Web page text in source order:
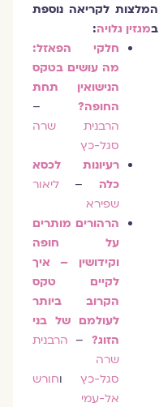
המלצות לקריאה נוספת
מגזין גלויה:
חלקי הפאזל:
מה עושים בטקס
הנישואין תחת
החופה?
הרבנית שרה
סגל-כץ
רעיונות לכסא
כלה–
ליאור
שפירא
הרהורים מותרים
על חופה
וקידושין – איך
לקיים טקס
הקרוב ביותר
לעולמם של בני
הזוג?–הרבנית
שרה
סגל-כץו
חורש
אל-עמי